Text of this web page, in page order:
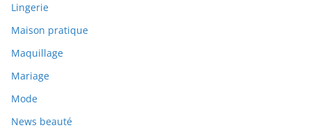
Lingerie
Maison pratique
Maquillage
Mariage
Mode
News beauté